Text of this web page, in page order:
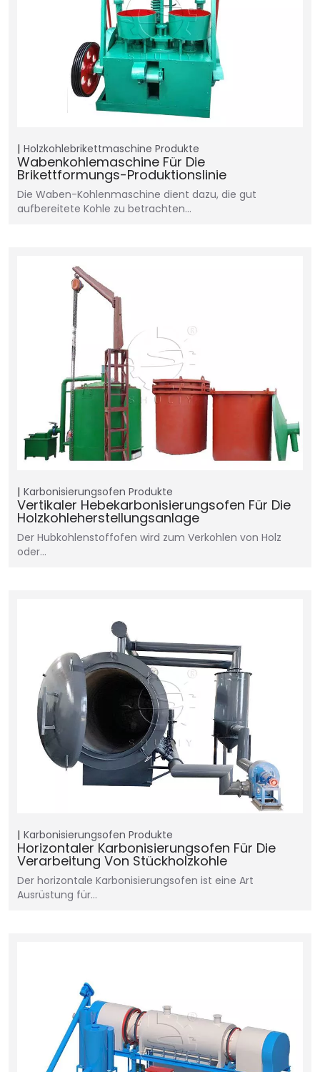
Holzkohlebrikettmaschine Produkte
Wabenkohlemaschine Für Die
Brikettformungs-Produktionslinie
Die Waben-Kohlenmaschine dient dazu, die gut
aufbereitete Kohle zu betrachten…
Karbonisierungsofen Produkte
Vertikaler Hebekarbonisierungsofen Für Die
Holzkohleherstellungsanlage
Der Hubkohlenstoffofen wird zum Verkohlen von Holz
oder…
Karbonisierungsofen Produkte
Horizontaler Karbonisierungsofen Für Die
Verarbeitung Von Stückholzkohle
Der horizontale Karbonisierungsofen ist eine Art
Ausrüstung für…